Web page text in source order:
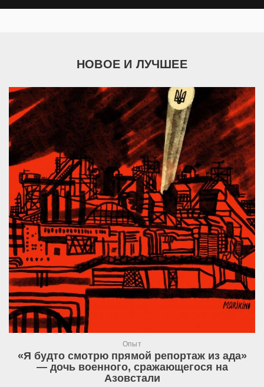
НОВОЕ И ЛУЧШЕЕ
Опыт
«Я будто смотрю прямой репортаж из ада»
— дочь военного, сражающегося на
Азовстали